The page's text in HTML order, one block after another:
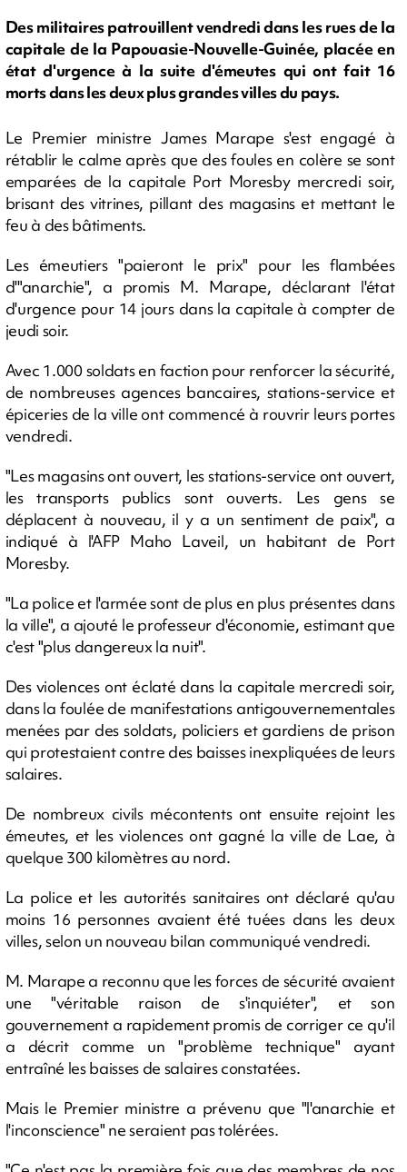
Des militaires patrouillent vendredi dans les rues de la
capitale de la Papouasie-Nouvelle-Guinée, placée en
état d'urgence à la suite d'émeutes qui ont fait 16
morts dans les deux plus grandes villes du pays.
Le Premier ministre James Marape s'est engagé à
rétablir le calme après que des foules en colère se sont
emparées de la capitale Port Moresby mercredi soir,
brisant des vitrines, pillant des magasins et mettant le
feu à des bâtiments.
Les émeutiers "paieront le prix" pour les flambées
d'"anarchie", a promis M. Marape, déclarant l'état
d'urgence pour 14 jours dans la capitale à compter de
jeudi soir.
Avec 1.000 soldats en faction pour renforcer la sécurité,
de nombreuses agences bancaires, stations-service et
épiceries de la ville ont commencé à rouvrir leurs portes
vendredi.
"Les magasins ont ouvert, les stations-service ont ouvert,
les transports publics sont ouverts. Les gens se
déplacent à nouveau, il y a un sentiment de paix", a
indiqué à l'AFP Maho Laveil, un habitant de Port
Moresby.
"La police et l'armée sont de plus en plus présentes dans
la ville", a ajouté le professeur d'économie, estimant que
c'est "plus dangereux la nuit".
Des violences ont éclaté dans la capitale mercredi soir,
dans la foulée de manifestations antigouvernementales
menées par des soldats, policiers et gardiens de prison
qui protestaient contre des baisses inexpliquées de leurs
salaires.
De nombreux civils mécontents ont ensuite rejoint les
émeutes, et les violences ont gagné la ville de Lae, à
quelque 300 kilomètres au nord.
La police et les autorités sanitaires ont déclaré qu'au
moins 16 personnes avaient été tuées dans les deux
villes, selon un nouveau bilan communiqué vendredi.
M. Marape a reconnu que les forces de sécurité avaient
une "véritable raison de s'inquiéter", et son
gouvernement a rapidement promis de corriger ce qu'il
a décrit comme un "problème technique" ayant
entraîné les baisses de salaires constatées.
Mais le Premier ministre a prévenu que "l'anarchie et
l'inconscience" ne seraient pas tolérées.